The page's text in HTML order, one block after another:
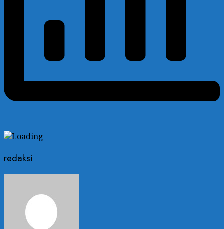
redaksi